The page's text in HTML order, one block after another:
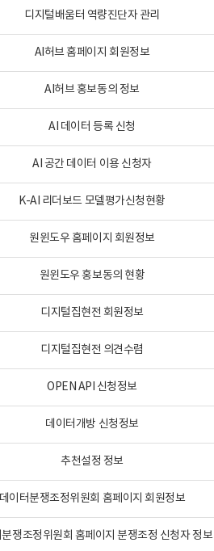
디지털배움터 역량진단자 관리
AI허브 홈페이지 회원정보
AI허브 홍보동의 정보
AI 데이터 등록 신청
AI 공간 데이터 이용 신청자
K-AI 리더보드 모델평가신청현황
원윈도우 홈페이지 회원정보
원윈도우 홍보동의 현황
디지털집현전 회원정보
디지털집현전 의견수렴
OPEN API 신청정보
데이터개방 신청정보
추천설정 정보
데이터분쟁조정위원회 홈페이지 회원정보
쟁조정위원회 홈페이지 분쟁조정 신청자 정보